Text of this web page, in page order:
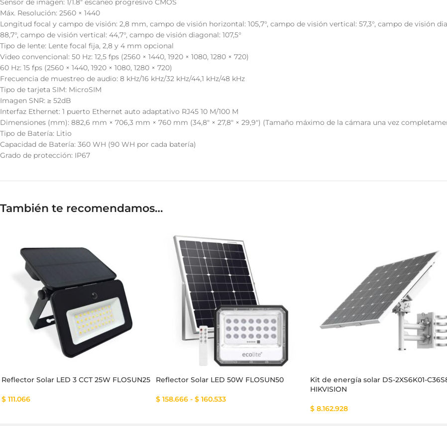
Sensor de imagen: 1/1.8″ escaneo progresivo CMOS
Máx. Resolución: 2560 × 1440
Longitud focal y campo de visión: 2,8 mm, campo de visión horizontal: 105,7°, campo de visión vertical: 57,3°, campo de visión
88,7°, campo de visión vertical: 44,7°, campo de visión diagonal: 107,5°
Tipo de lente: Lente focal fija, 2,8 y 4 mm opcional
Video convencional: 50 Hz: 12,5 fps (2560 × 1440, 1920 × 1080, 1280 × 720)
60 Hz: 15 fps (2560 × 1440, 1920 × 1080, 1280 × 720)
Frecuencia de muestreo de audio: 8 kHz/16 kHz/32 kHz/44,1 kHz/48 kHz
Tipo de tarjeta SIM: MicroSIM
Imagen SNR: ≥ 52dB
Interfaz Ethernet: 1 puerto Ethernet auto adaptativo RJ45 10 M/100 M
Dimensiones (mm): 882,6 mm × 706,3 mm × 760 mm (34,8″ × 27,8″ × 29,9″) (Tamaño máximo de la cámara una vez
Tipo de Batería: Litio
Capacidad de Batería: 360 WH (90 WH por cada batería)
Grado de protección: IP67
También te recomendamos…
Reflector Solar LED 3 CCT 25W FLOSUN25
$ 111.066
Reflector Solar LED 50W FLOSUN50
$ 158.666 - $ 160.533
Kit de energía solar DS-2XS6K01-
HIKVISION
$ 8.162.928